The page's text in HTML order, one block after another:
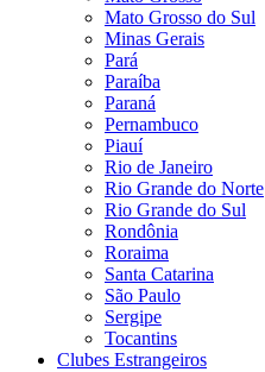
Mato Grosso do Sul
Minas Gerais
Pará
Paraíba
Paraná
Pernambuco
Piauí
Rio de Janeiro
Rio Grande do Norte
Rio Grande do Sul
Rondônia
Roraima
Santa Catarina
São Paulo
Sergipe
Tocantins
Clubes Estrangeiros